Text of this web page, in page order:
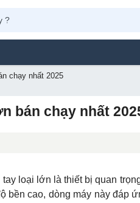
chạy nhất 2025
bán chạy nhất
loại lớn là thiết bị quan
bền cao, dòng máy này đáp